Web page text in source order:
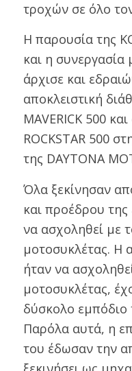
τροχών σε όλο
Η παρουσία της
και η συνεργασία
άρχισε και
αποκλειστική
MAVERICK 500
ROCKSTAR 500
της DAYTONA
Όλα ξεκίνησαν
και προέδρου της
να ασχοληθεί με
μοτοσυκλέτας. Η
ήταν να
μοτοσυκλέτας,
δύσκολο εμπόδιο
Παρόλα αυτά, η
του έδωσαν την